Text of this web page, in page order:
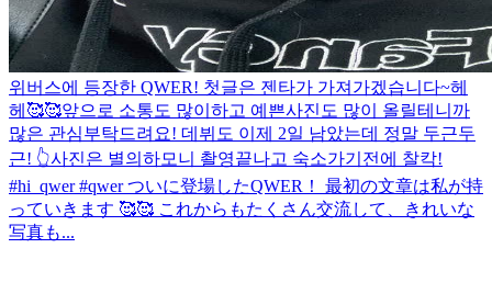
위버스에 등장한 QWER! 첫글은 젠타가 가져가겠습니다~헤
헤🥰🥰앞으로 소통도 많이하고 예쁜사진도 많이 올릴테니까
많은 관심부탁드려요! 데뷔도 이제 2일 남았는데 정말 두근두
근! 👆사진은 별의하모니 촬영끝나고 숙소가기전에 찰칵!
#hi_qwer #qwer ついに登場したQWER！ 最初の文章は私が持
っていきます 🥰🥰 これからもたくさん交流して、きれいな
写真も...